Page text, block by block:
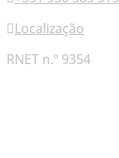
Localização
RNET n.º 9354